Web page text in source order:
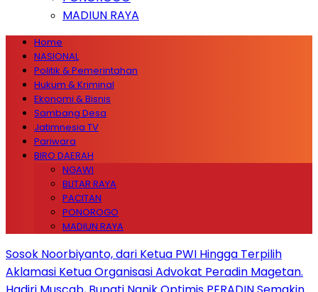
MADIUN RAYA
Home
NASIONAL
Politik & Pemerintahan
Hukum & Kriminal
Ekonomi & Bisnis
Sambang Desa
Jatimnesia TV
Pariwara
BIRO DAERAH
NGAWI
BLITAR RAYA
PACITAN
PONOROGO
MADIUN RAYA
Sosok Noorbiyanto, dari Ketua PWI Hingga Terpilih
Aklamasi Ketua Organisasi Advokat Peradin Magetan.